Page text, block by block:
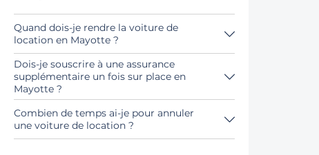
Quand dois-je rendre la voiture de
location en Mayotte ?
En principe, tu peux rendre la voiture de
location à n'importe quel moment de la
journée. Il est seulement important que tu
ne rendes pas la voiture de location plus
tard que le délai indiqué lors de la
réservation.
Dois-je souscrire à une assurance
supplémentaire un fois sur place en
Mayotte ?
Réserve de préférence l'assurance casco
complète sans franchise par notre
intermédiaire. Ainsi, tu n'auras pas besoin
Combien de temps ai-je pour annuler
une voiture de location ?
Tu as jusqu'à 24 heures avant la location